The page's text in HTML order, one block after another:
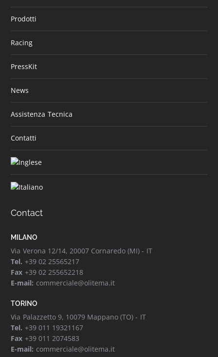
Prodotti
Racing
PressKit
News
Assistenza Tecnica
Contatti
Contact
MILANO
Via Verona 12/14, 20007 Cornaredo (MI) - IT
Tel. +39 02 25565217
Fax +39 02 255652218
E-mail: commerciale@olitema.it
TORINO
Via Palazzetto 9, 10079 Mappano (TO) - IT
Tel. +39 011 19321167
Fax +39 011 2074583
E-mail: commerciale@olitema.it